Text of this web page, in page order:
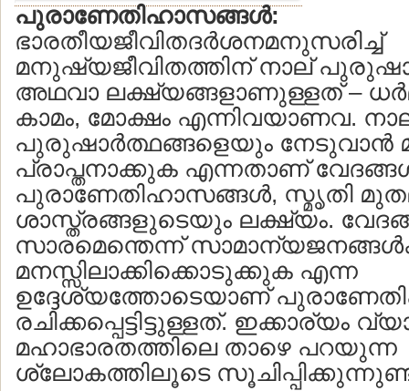
പുരാണേതിഹാസങ്ങള്‍:
ഭാരതീയജീവിതദര്‍ശനമനുസരിച്ച്
മനുഷ്യജീവിതത്തിന് നാല്
അഥവാ ലക്ഷ്യങ്ങളാണുള്ളത് –
കാമം, മോക്ഷം എന്നിവയാണവ.
പുരുഷാര്‍ത്ഥങ്ങളെയും
പ്രാപ്തനാക്കുക എന്നതാണ്
പുരാണേതിഹാസങ്ങള്‍, സ്മൃതി
ശാസ്ത്രങ്ങളുടെയും ലക്ഷ്യം.
സാരമെന്തെന്ന്
മനസ്സിലാക്കിക്കൊടുക്കുക എന്ന
ഉദ്ദേശ്യത്തോടെയാണ്
രചിക്കപ്പെട്ടിട്ടുള്ളത്. ഇക്കാര്യം
മഹാഭാരതത്തിലെ താഴെ പറയുന്ന
ശ്ലോകത്തിലൂടെ